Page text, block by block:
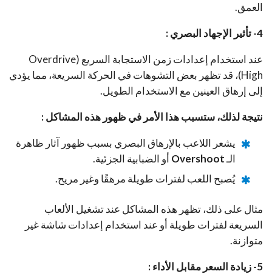
العمق.
4- تأثير الإجهاد البصري :
عند استخدام إعدادات زمن الاستجابة السريع (Overdrive
High)، قد تظهر بعض التشوهات في الحركة السريعة، مما يؤدي
إلى إرهاق العينين مع الاستخدام الطويل.
نتيجة لذلك، ستسبب هذا الأمر في ظهور هذه المشاكل :
يشعر اللاعب بالإرهاق البصري بسبب ظهور آثار ظاهرة
الـOvershoot أو الضبابية الجزئية.
يُصبح اللعب لفترات طويلة مرهقًا وغير مريح.
مثال على ذلك، تظهر هذه المشاكل عند تشغيل الألعاب
السريعة لفترات طويلة أو عند استخدام إعدادات شاشة غير
متوازنة.
5- زيادة السعر مقابل الأداء :